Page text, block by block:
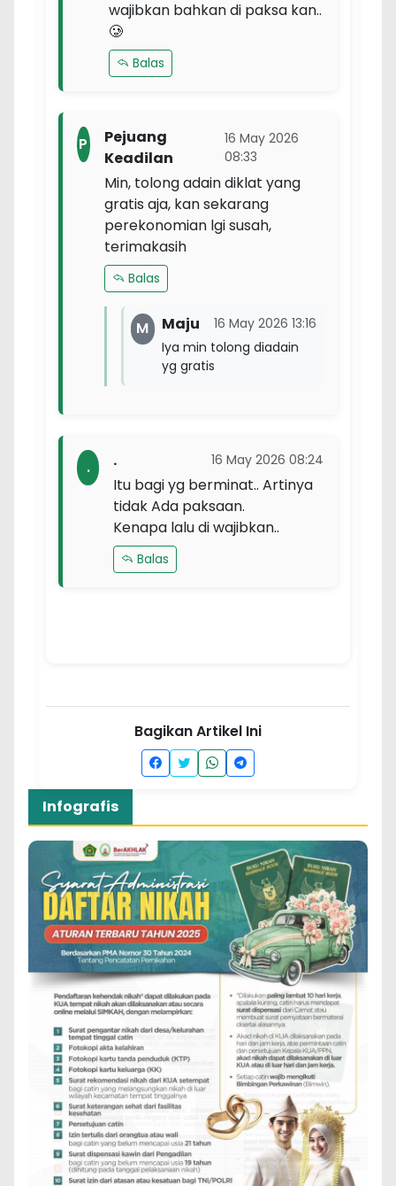
wajibkan bahkan di paksa kan..
🥲
Balas
P
Pejuang
Keadilan
16 May 2026
08:33
Min, tolong adain diklat yang
gratis aja, kan sekarang
perekonomian lgi susah,
terimakasih
Balas
M Maju
16 May 2026 13:16
Iya min tolong diadain
yg gratis
. . 16 May 2026 08:24
Itu bagi yg berminat.. Artinya
tidak Ada paksaan.
Kenapa lalu di wajibkan..
Balas
Bagikan Artikel Ini
Infografis